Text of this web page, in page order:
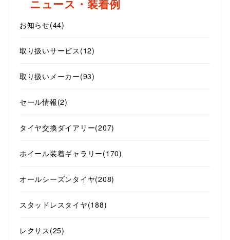
ニュース・装着例
お知らせ(44)
取り扱いサービス (12)
取り扱いメーカー(93)
セール情報(2)
タイヤ交換ダイアリー(207)
ホイール装着ギャラリー(170)
オールシーズンタイヤ(208)
スタッドレスタイヤ(188)
レクサス (25)